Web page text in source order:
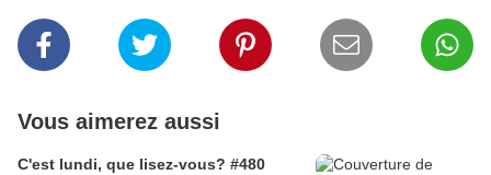
Vous aimerez aussi
C'est lundi, que lisez-vous? #480